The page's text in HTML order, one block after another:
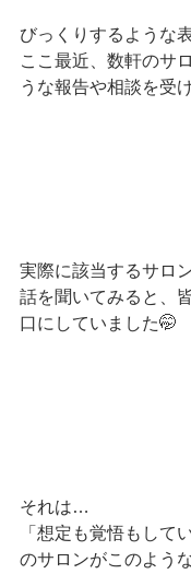
びっくりするような
ここ最近、数軒のサ
うな報告や相談を受
実際に該当するサロ
話を聞いてみると、
口にしていました🤭
それは…
「想定も覚悟もして
のサロンがこのよう